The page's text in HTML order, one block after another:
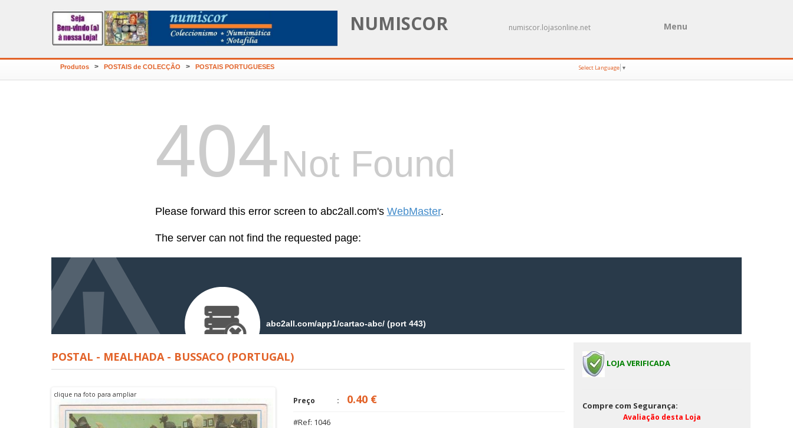
NUMISCOR numiscor.lojasonline.net Menu
Produtos > POSTAIS de COLECÇÃO > POSTAIS PORTUGUESES Select Language ▼
POSTAL - MEALHADA - BUSSACO (PORTUGAL)
clique na foto para ampliar
Preço 0.40 €
#Ref: 1046
LOJA VERIFICADA
Compre com Segurança:
Avaliação desta Loja